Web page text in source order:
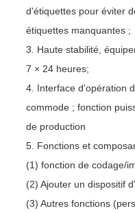
d'étiquettes pour éviter
étiquettes manquantes ;
3. Haute stabilité,
7 × 24 heures;
4. Interface d'opération
commode ; fonction
de production
5. Fonctions et
(1) fonction de codage/
(2) Ajouter un dispositif
(3) Autres fonctions